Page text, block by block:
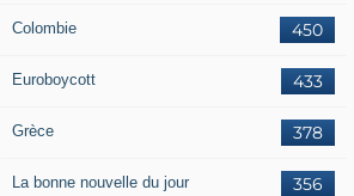
450
Colombie
433
Euroboycott
378
Grèce
356
La bonne nouvelle du jour